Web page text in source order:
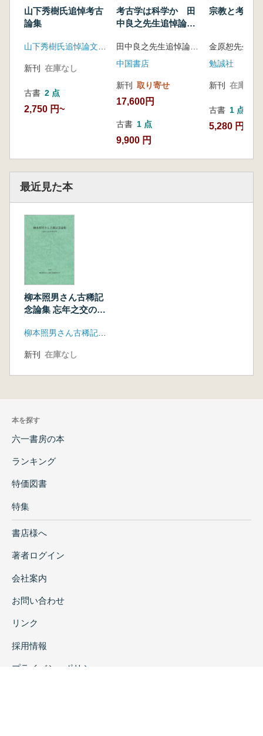
を起点に― …………金宇大 171
百済の竹幕洞祭祀遺跡から見た百済と倭国との
東アジア古代官人の考古学的検討序説―百済の
例によるモデル提示―
………………………山本孝文 193
古代朝鮮都城における中国都城の影響―条坊制
の導入をめぐって―
隆 213
青銅製銜製作技法の一類
誠治 223
心に― ……………笹田朋孝 233
ロシア極東地方への鋳造鉄斧の伝播とその背景
―アムール川流域・ボリシィエ・シミチ遺跡
東アジアにおける古代窯の分
類…………………………………………長友朋
考察
……………………………青柳泰介 265
短剣の東西差:鉄器化を巡って
277
多田銀銅山の採鉱跡―樋ノ上間歩群と民田千軒
教えることと学ぶこと―考古学的対話
2020― ………………………岡村勝行 315
(韓国語論文)
ての若干の考察…………李昇米 327
ソウル夢村土城築造技術の予備的考
山下秀樹氏追悼考古
論集
新刊 在庫なし
古書 2 点
2,750 円~
考古学は科学か 田
中良之先生追悼論文
中国書店
新刊 取り寄せ
17,600円
古書 1 点
9,900 円
宗教と考古学
勉誠社
新刊 在庫なし
古書 1 点
5,280 円
最近見た本
柳本照男さん古稀記
念論集 忘年之交の考
新刊 在庫なし
本を探す
六一書房の本
ランキング
特価図書
特集
書店様へ
著者ログイン
会社案内
お問い合わせ
リンク
採用情報
プライバシーポリシー